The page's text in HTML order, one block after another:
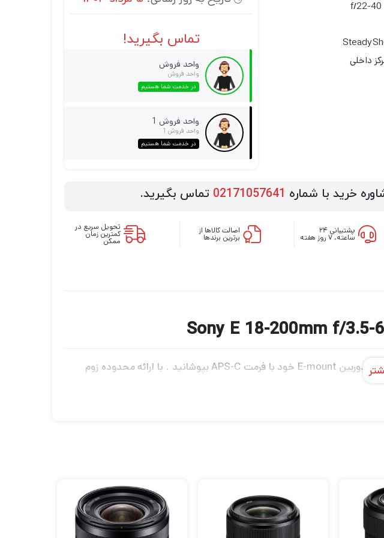
داخلی
تماس بگیرید!
واحد فروش
واحد فروش
در خدمت شما هستیم
واحد فروش 1
واحد فروش 1
در خدمت شما هستیم
خرید با شماره 02171057641 تماس بگیرید.
پشتیبانی ۲۴
ساعته، ۷ روز هفته
اصالت کالاها از
برترین برندها
تحویل سریع در
کمترین زمان
ممکن
همه پایه های خود را با لنز بسیار همه کاره E 18-200mm f/3.5-6.3 OSS LE Sony برای دوربین E-mount خود با فرمت APS-C بپوشانید . با ارائه محدوده زوم
که لنز استفاده نمی شود. علاوه بر این، دارای یک دیافراگم دایره